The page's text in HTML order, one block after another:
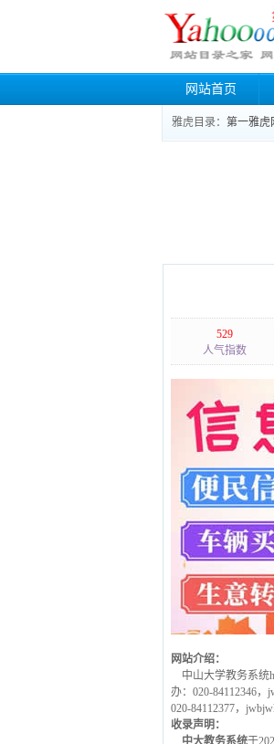
网站首页
雅虎目录： 第一雅虎
529
人气指数
网站介绍：
中山大学教务系统
办：020-84112346，
020-84112377​，
收录声明：